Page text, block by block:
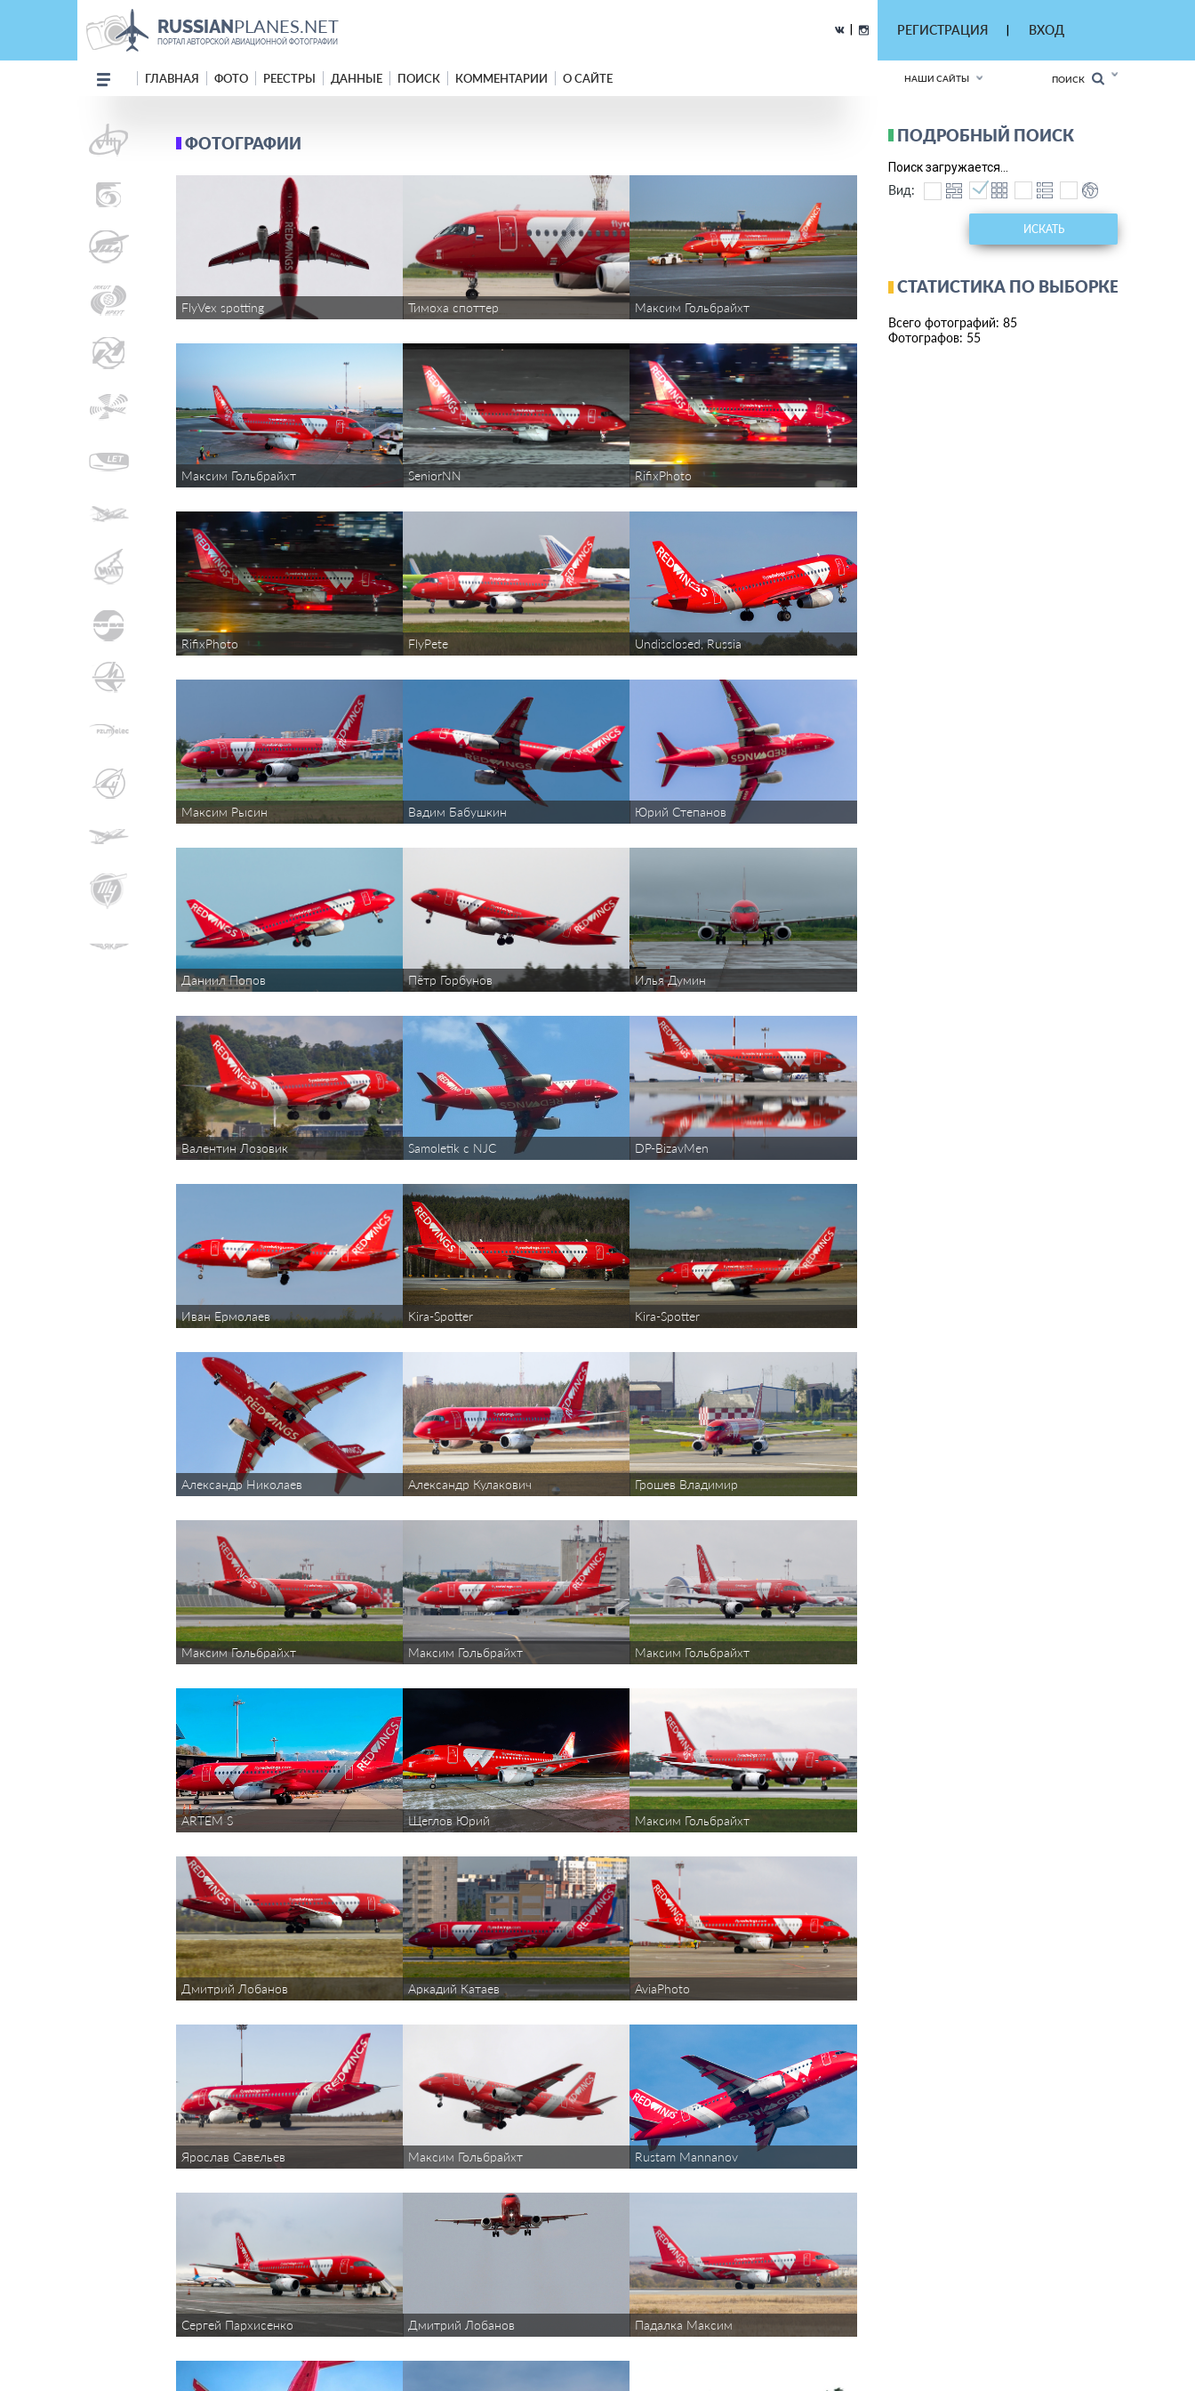
RUSSIANPLANES.NET
ПОРТАЛ АВТОРСКОЙ АВИАЦИОННОЙ ФОТОГРАФИИ
РЕГИСТРАЦИЯ ВХОД
ГЛАВНАЯ ФОТО РЕЕСТРЫ ДАННЫЕ ПОИСК КОММЕНТАРИИ О САЙТЕ НАШИ САЙТЫ ПОИСК
ФОТОГРАФИИ
FlyVex spotting Тимоха споттер Максим Гольбрайхт
Максим Гольбрайхт SeniorNN RifixPhoto
RifixPhoto FlyPete Undisclosed, Russia
Максим Рысин Вадим Бабушкин Юрий Степанов
Даниил Попов Пётр Горбунов Илья Думин
Валентин Лозовик Samoletik с NJC DP-BizavMen
Иван Ермолаев Kira-Spotter Kira-Spotter
Александр Николаев Александр Кулакович Грошев Владимир
Максим Гольбрайхт Максим Гольбрайхт Максим Гольбрайхт
ARTEM S Щеглов Юрий Максим Гольбрайхт
Дмитрий Лобанов Аркадий Катаев AviaPhoto
Ярослав Савельев Максим Гольбрайхт Rustam Mannanov
Сергей Пархисенко Дмитрий Лобанов Падалка Максим
ПОДРОБНЫЙ ПОИСК
Поиск загружается...
Вид:
ИСКАТЬ
СТАТИСТИКА ПО ВЫБОРКЕ
Всего фотографий: 85
Фотографов: 55